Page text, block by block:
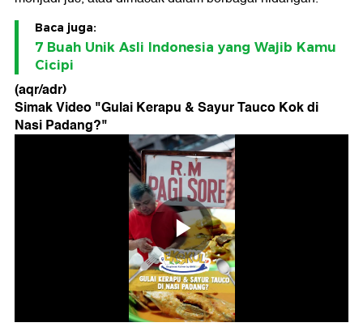
Baca juga:
7 Buah Unik Asli Indonesia yang Wajib Kamu
Cicipi
(aqr/adr)
Simak Video "Gulai Kerapu & Sayur Tauco Kok di
Nasi Padang?"